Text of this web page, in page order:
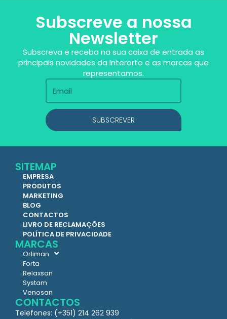
Subscreve a nossa
Newsletter
Subscreva e receba na sua caixa de entrada as
principais novidades da Interorto e as marcas que
representamos.
SUBSCREVER
SITEMAP
EMPRESA
PRODUTOS
MARKETING
BLOG
CONTACTOS
LIVRO DE RECLAMAÇÕES
POLÍTICA DE PRIVACIDADE
MARCAS
Orliman
Forta
Relaxsan
Systam
Venosan
CONTACTOS
Telefones: (+351) 214 262 939